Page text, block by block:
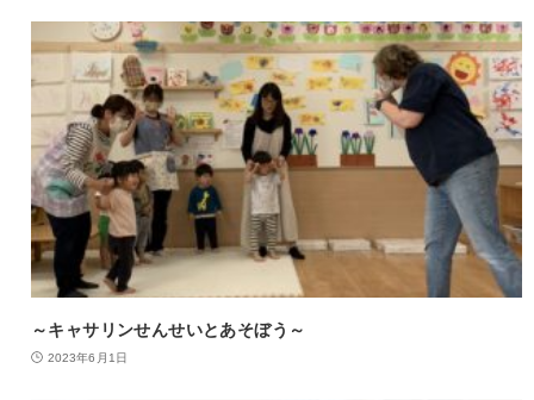
～キャサリンせんせいとあそぼう～
2023年6月1日